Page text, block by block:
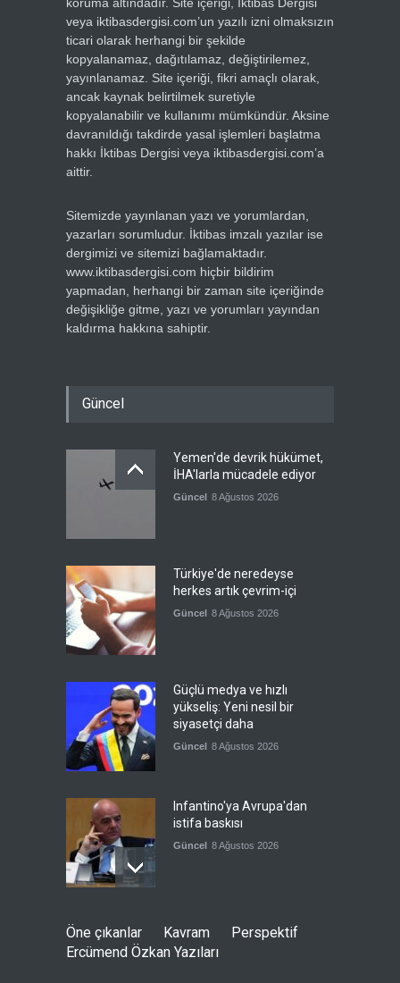
koruma altındadır. Site içeriği, İktibas Dergisi
veya iktibasdergisi.com’un yazılı izni olmaksızın
ticari olarak herhangi bir şekilde
kopyalanamaz, dağıtılamaz, değiştirilemez,
yayınlanamaz. Site içeriği, fikri amaçlı olarak,
ancak kaynak belirtilmek suretiyle
kopyalanabilir ve kullanımı mümkündür. Aksine
davranıldığı takdirde yasal işlemleri başlatma
hakkı İktibas Dergisi veya iktibasdergisi.com’a
aittir.
Sitemizde yayınlanan yazı ve yorumlardan,
yazarları sorumludur. İktibas imzalı yazılar ise
dergimizi ve sitemizi bağlamaktadır.
www.iktibasdergisi.com hiçbir bildirim
yapmadan, herhangi bir zaman site içeriğinde
değişikliğe gitme, yazı ve yorumları yayından
kaldırma hakkına sahiptir.
Güncel
Yemen'de devrik hükümet,
İHA'larla mücadele ediyor
Güncel 8 Ağustos 2026
Türkiye'de neredeyse
herkes artık çevrim-içi
Güncel 8 Ağustos 2026
Güçlü medya ve hızlı
yükseliş: Yeni nesil bir
siyasetçi daha
Güncel 8 Ağustos 2026
Infantino'ya Avrupa'dan
istifa baskısı
Güncel 8 Ağustos 2026
Kolombiya, solcu Petro'nun
yerine aşırı sağcı Espriella'yı
getirdi
Öne çıkanlar Kavram
Perspektif
Ercümend Özkan Yazıları